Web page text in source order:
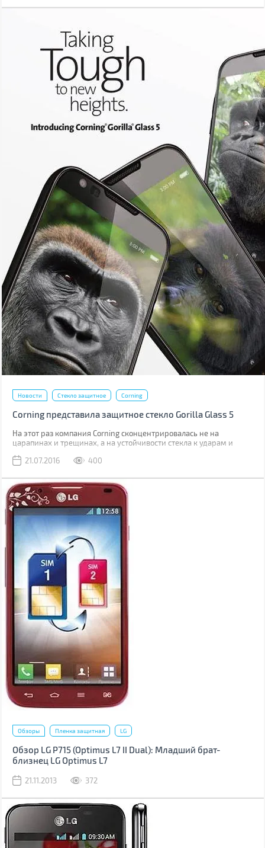
Новости Стекло защитное Corning
Corning представила защитное стекло Gorilla Glass 5
На этот раз компания Corning сконцентрировалась не на
царапинах и трещинах, а на устойчивости стекла к ударам и
21.07.2016
400
Обзоры Пленка защитная LG
Обзор LG P715 (Optimus L7 II Dual): Младший брат-
близнец LG Optimus L7
21.11.2013 372